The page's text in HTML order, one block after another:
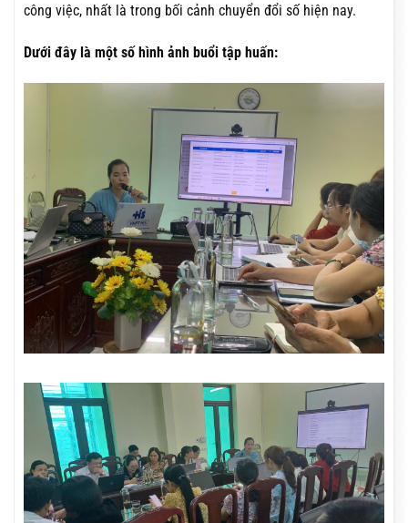
công việc, nhất là trong bối cảnh chuyển đổi số hiện nay.
Dưới đây là một số hình ảnh buổi tập huấn: